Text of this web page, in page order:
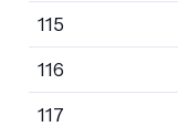
115
116
117